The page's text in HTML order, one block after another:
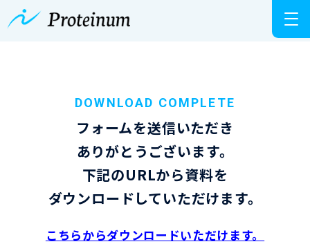
DOWNLOAD COMPLETE
フォームを送信いただき
ありがとうございます。
下記のURLから資料を
ダウンロードしていただけます。
こちらからダウンロードいただけます。